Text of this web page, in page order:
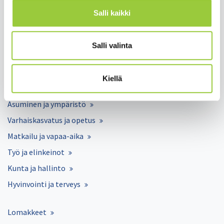
Salli kaikki
Salli valinta
Kiellä
Salmelankuja 1, 88300 Paltamo
paltamon.kunta(at)paltamo.fi
Asuminen ja ympäristö
Varhaiskasvatus ja opetus
Matkailu ja vapaa-aika
Työ ja elinkeinot
Kunta ja hallinto
Hyvinvointi ja terveys
Lomakkeet